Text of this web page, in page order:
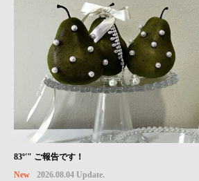
83º'" ご報告です！
New
2026.08.04 Update.